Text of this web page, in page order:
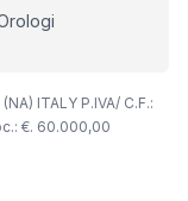
ITALY P.IVA/ C.F.:
€. 60.000,00